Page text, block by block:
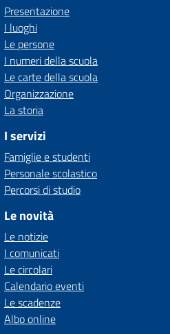
Presentazione
I luoghi
Le persone
I numeri della scuola
Le carte della scuola
Organizzazione
La storia
I servizi
Famiglie e studenti
Personale scolastico
Percorsi di studio
Le novità
Le notizie
I comunicati
Le circolari
Calendario eventi
Le scadenze
Albo online